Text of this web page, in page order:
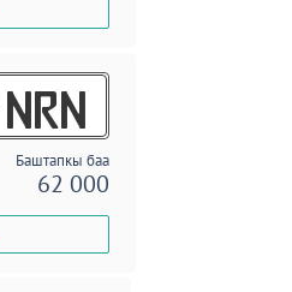
NRN
Баштапкы баа
62 000